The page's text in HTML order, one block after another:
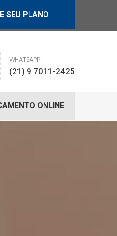
SEU PLANO
WHATSAPP:
(21) 9 7011-2425
ONLINE